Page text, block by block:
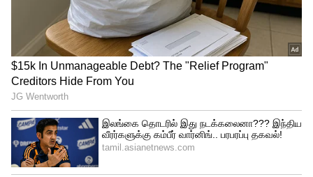
மதிப்பையும், மரியாதையையும் குறைத்து
விடும்.